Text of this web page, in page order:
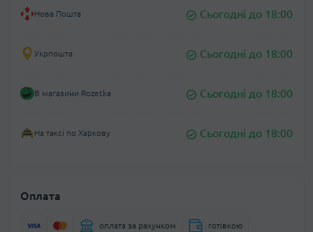
Нова Пошта Сьогодні до 18:00
Укрпошта Сьогодні до 18:00
В магазини Rozetka Сьогодні до 18:00
На таксі по Харкову Сьогодні до 18:00
Оплата
оплата за рахунком готівкою